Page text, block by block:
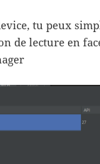
tu peux
de lecture en